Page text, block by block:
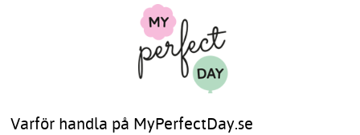
Varför handla på MyPerfectDay.se